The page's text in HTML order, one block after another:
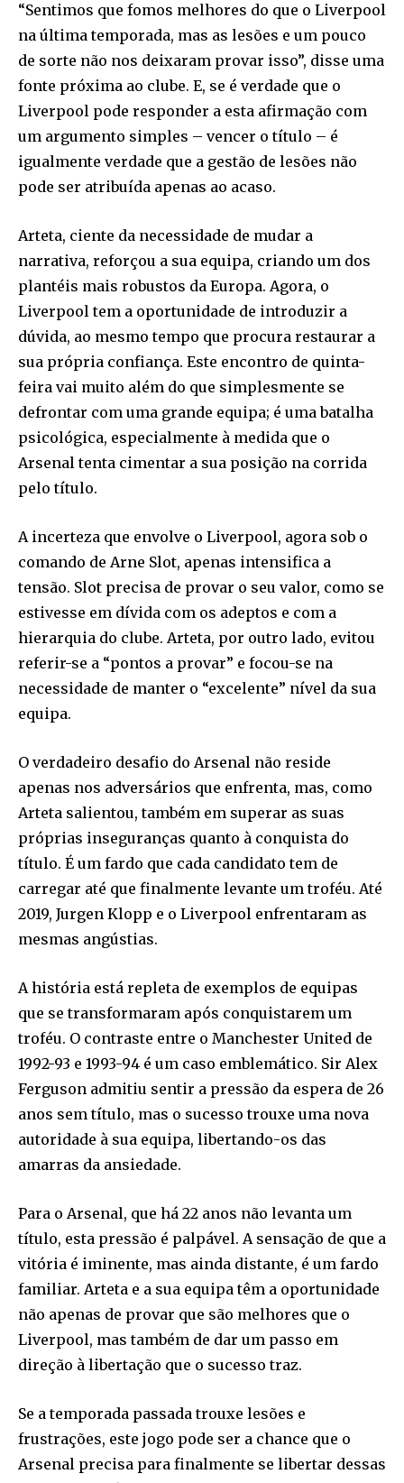
“Sentimos que fomos melhores do que o Liverpool
na última temporada, mas as lesões e um pouco
de sorte não nos deixaram provar isso”, disse uma
fonte próxima ao clube. E, se é verdade que o
Liverpool pode responder a esta afirmação com
um argumento simples – vencer o título – é
igualmente verdade que a gestão de lesões não
pode ser atribuída apenas ao acaso.
Arteta, ciente da necessidade de mudar a
narrativa, reforçou a sua equipa, criando um dos
plantéis mais robustos da Europa. Agora, o
Liverpool tem a oportunidade de introduzir a
dúvida, ao mesmo tempo que procura restaurar a
sua própria confiança. Este encontro de quinta-
feira vai muito além do que simplesmente se
defrontar com uma grande equipa; é uma batalha
psicológica, especialmente à medida que o
Arsenal tenta cimentar a sua posição na corrida
pelo título.
A incerteza que envolve o Liverpool, agora sob o
comando de Arne Slot, apenas intensifica a
tensão. Slot precisa de provar o seu valor, como se
estivesse em dívida com os adeptos e com a
hierarquia do clube. Arteta, por outro lado, evitou
referir-se a “pontos a provar” e focou-se na
necessidade de manter o “excelente” nível da sua
equipa.
O verdadeiro desafio do Arsenal não reside
apenas nos adversários que enfrenta, mas, como
Arteta salientou, também em superar as suas
próprias inseguranças quanto à conquista do
título. É um fardo que cada candidato tem de
carregar até que finalmente levante um troféu. Até
2019, Jurgen Klopp e o Liverpool enfrentaram as
mesmas angústias.
A história está repleta de exemplos de equipas
que se transformaram após conquistarem um
troféu. O contraste entre o Manchester United de
1992-93 e 1993-94 é um caso emblemático. Sir Alex
Ferguson admitiu sentir a pressão da espera de 26
anos sem título, mas o sucesso trouxe uma nova
autoridade à sua equipa, libertando-os das
amarras da ansiedade.
Para o Arsenal, que há 22 anos não levanta um
título, esta pressão é palpável. A sensação de que a
vitória é iminente, mas ainda distante, é um fardo
familiar. Arteta e a sua equipa têm a oportunidade
não apenas de provar que são melhores que o
Liverpool, mas também de dar um passo em
direção à libertação que o sucesso traz.
Se a temporada passada trouxe lesões e
frustrações, este jogo pode ser a chance que o
Arsenal precisa para finalmente se libertar dessas